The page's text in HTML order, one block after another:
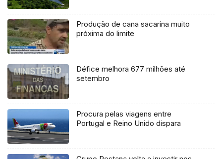
Produção de cana sacarina muito
próxima do limite
Défice melhora 677 milhões até
setembro
Procura pelas viagens entre
Portugal e Reino Unido dispara